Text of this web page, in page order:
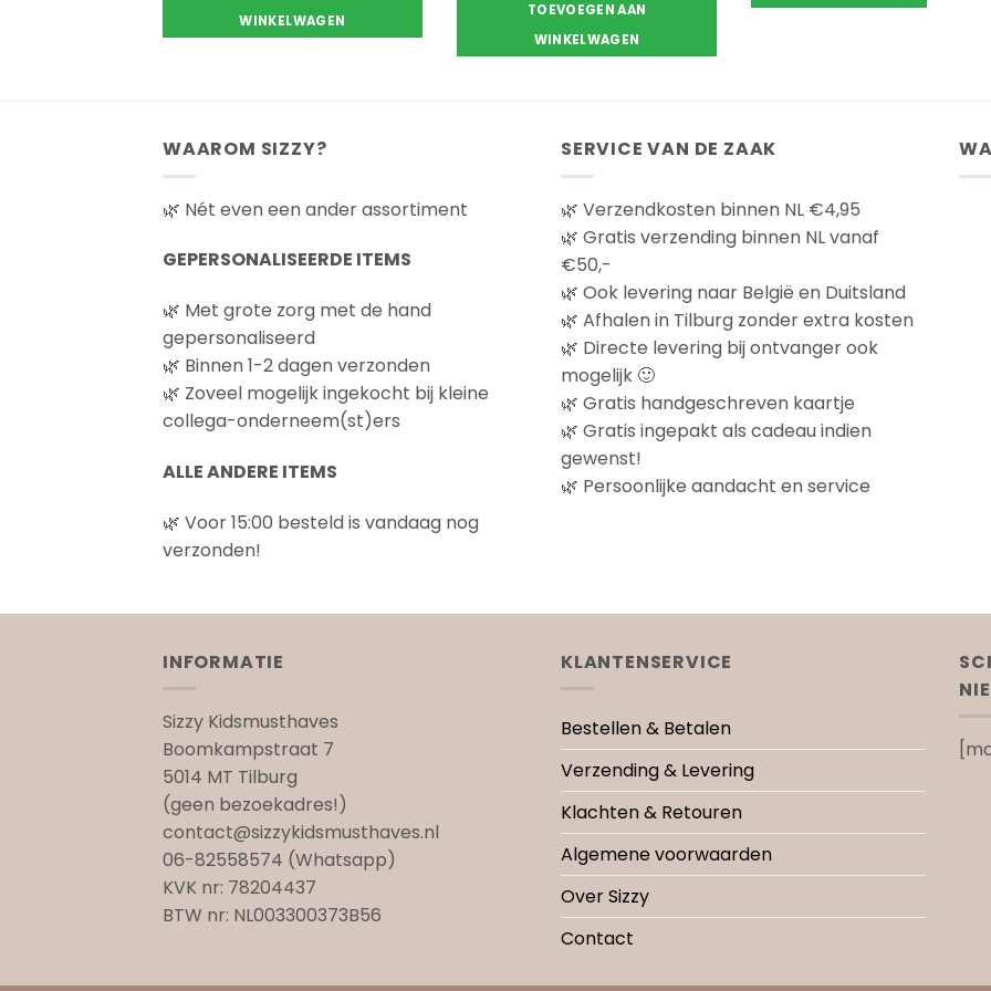
WINKELWAGEN
TOEVOEGEN AAN
WINKELWAGEN
Deze
gekozen
worden
de
productpagina
WAAROM SIZZY?
🌿 Nét even een ander assortiment
GEPERSONALISEERDE ITEMS
🌿 Met grote zorg met de hand
gepersonaliseerd
🌿 Binnen 1-2 dagen verzonden
🌿 Zoveel mogelijk ingekocht bij kleine
collega-onderneem(st)ers
ALLE ANDERE ITEMS
🌿 Voor 15:00 besteld is vandaag nog
verzonden!
SERVICE VAN DE ZAAK
🌿 Verzendkosten binnen NL €4,95
🌿 Gratis verzending binnen NL vanaf
€50,-
🌿 Ook levering naar België en Duitsland
🌿 Afhalen in Tilburg zonder extra kosten
🌿 Directe levering bij ontvanger ook
mogelijk 🙂
🌿 Gratis handgeschreven kaartje
🌿 Gratis ingepakt als cadeau indien
gewenst!
🌿 Persoonlijke aandacht en service
INFORMATIE
Sizzy Kidsmusthaves
Boomkampstraat 7
5014 MT Tilburg
(geen bezoekadres!)
contact@sizzykidsmusthaves.nl
06-82558574 (Whatsapp)
KVK nr: 78204437
BTW nr: NL003300373B56
KLANTENSERVICE
Bestellen & Betalen
Verzending & Levering
Klachten & Retouren
Algemene voorwaarden
Over Sizzy
Contact